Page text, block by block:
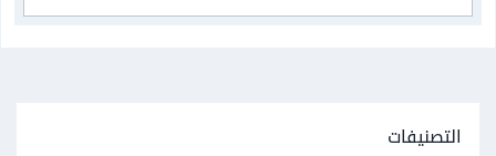
التصنيفات